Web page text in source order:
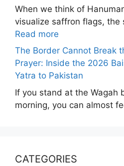
When we think of
visualize saffron flags, the
Read more
The Border Cannot Break
Prayer: Inside the 2026
Yatra to Pakistan
If you stand at the Wagah
morning, you can almost
CATEGORIES